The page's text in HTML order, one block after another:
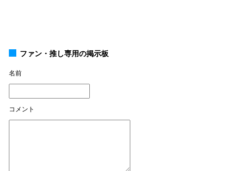
ファン・推し専用の掲示板
名前
コメント